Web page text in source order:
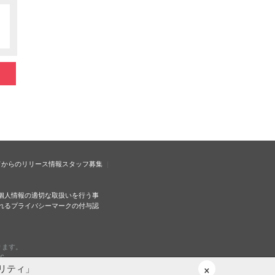
らのリリース情報スタッフ募集
人情報の適切な取扱いを行う事
るプライバシーマークの付与認
す。
ィ」 ×